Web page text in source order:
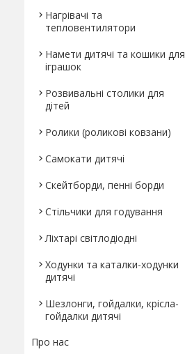
Нагрівачі та
тепловентилятори
Намети дитячі та кошики для
іграшок
Розвивальні столики для
дітей
Ролики (роликові ковзани)
Самокати дитячі
Скейтборди, пенні борди
Стільчики для годування
Ліхтарі світлодіодні
Ходунки та каталки-ходунки
дитячі
Шезлонги, гойдалки, крісла-
гойдалки дитячі
Про нас